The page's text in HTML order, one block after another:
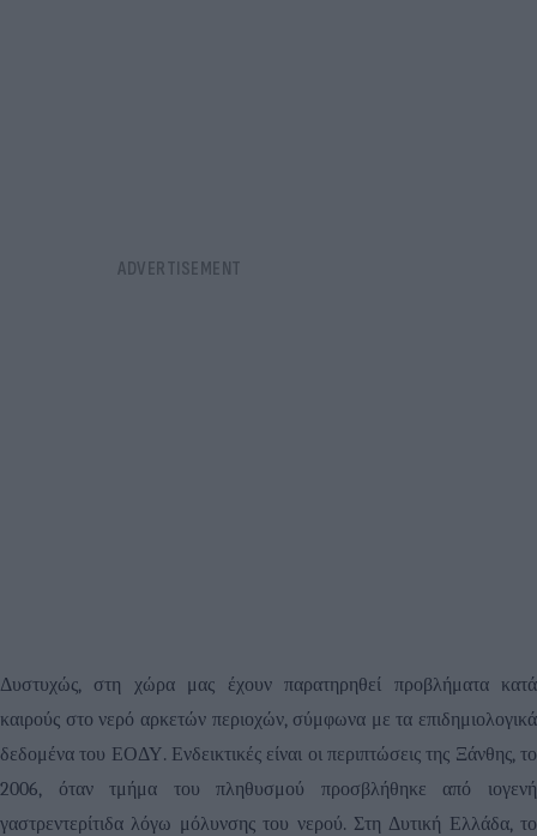
Δυστυχώς, στη χώρα μας έχουν παρατηρηθεί προβλήματα κατά
καιρούς στο νερό αρκετών περιοχών, σύμφωνα με τα επιδημιολογικά
δεδομένα του ΕΟΔΥ. Ενδεικτικές είναι οι περιπτώσεις της Ξάνθης, το
2006, όταν τμήμα του πληθυσμού προσβλήθηκε από ιογενή
γαστρεντερίτιδα λόγω μόλυνσης του νερού. Στη Δυτική Ελλάδα, το